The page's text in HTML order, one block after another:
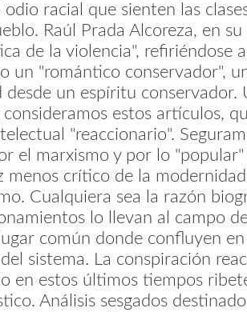
racial que sienten las
Raúl Prada Alcoreza, en su
de la violencia", refiriéndose
un "romántico conservador",
desde un espíritu conservador.
consideramos estos artículos,
"reaccionario".
el marxismo y por lo
menos crítico de la
Cualquiera sea la razón
lo llevan al campo
común donde confluyen
sistema. La conspiración
en estos últimos tiempos
Análisis sesgados